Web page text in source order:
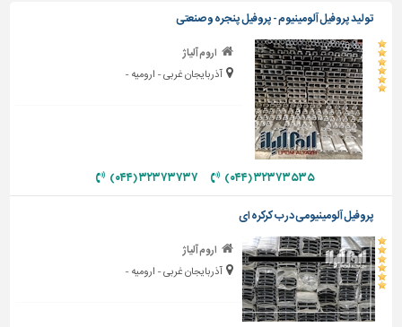
پله،
نرده
و
حفاظ
دیوارپوش،
کفپوش
و
سرویس
بهداشتی
ابزار،یراق
و
ماشین
آلات
تولید پروفیل آلومینیوم - پروفیل پنجره و صنعتی
اروم آلیاژ
آذربایجان غربی - ارومیه -
۳۲۳۷۳۵۳۵ (۰۴۴) ۳۲۳۷۳۷۳۷ (۰۴۴)
پروفیل آلومینیومی درب کرکره ای
اروم آلیاژ
آذربایجان غربی - ارومیه -